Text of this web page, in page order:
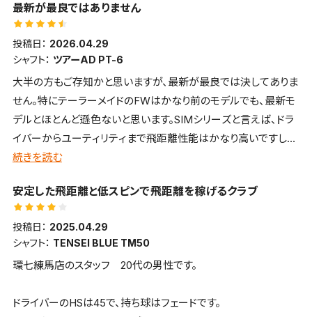
最新が最良ではありません
投稿日： 2026.04.29
シャフト： ツアーAD PT-6
大半の方もご存知かと思いますが、最新が最良では決してありま
せん。特にテーラーメイドのFWはかなり前のモデルでも、最新モ
デルとほとんど遜色ないと思います。SIMシリーズと言えば、ドラ
イバーからユーティリティまで飛距離性能はかなり高いですし、
巷で言われるほど難しいとも思いません。自分も1周も2周もし
お互い打ち合いしましたが、3ydくらいの飛距離差でしたね。プロ
でもない私たちが、そのたった3ydを善しとするかですね。そこで
買い替えや買い足し数万円を使うか、違うクラブにするかは本人
の考え１つですが、個人的におススメするのは、SIMのような名器
を手頃な価格で購入して、余った予算を他に回すのも手だと思い
りお安くなっていますし、純正カスタムやリシャフトした物が、シャ
続きを読む
安定した飛距離と低スピンで飛距離を稼げるクラブ
投稿日： 2025.04.29
シャフト： TENSEI BLUE TM50
環七練馬店のスタッフ 20代の男性です。
ドライバーのHSは45で、持ち球はフェードです。